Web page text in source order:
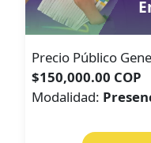
Precio Público
$150,000.00 COP
Modalidad: